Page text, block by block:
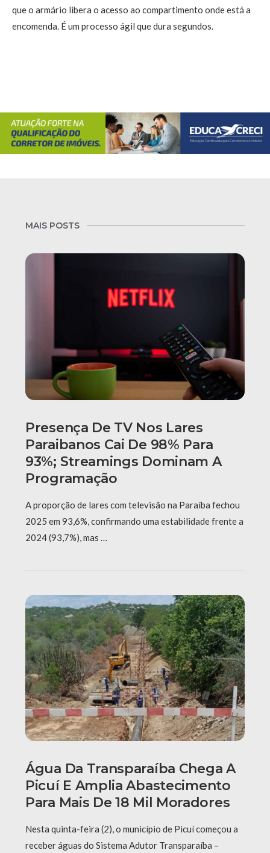
que o armário libera o acesso ao compartimento onde está a
encomenda. É um processo ágil que dura segundos.
MAIS POSTS
Presença De TV Nos Lares
Paraibanos Cai De 98% Para
93%; Streamings Dominam A
Programação
A proporção de lares com televisão na Paraíba fechou
2025 em 93,6%, confirmando uma estabilidade frente a
2024 (93,7%), mas …
Água Da Transparaíba Chega A
Picuí E Amplia Abastecimento
Para Mais De 18 Mil Moradores
Nesta quinta-feira (2), o município de Picuí começou a
receber águas do Sistema Adutor Transparaíba –